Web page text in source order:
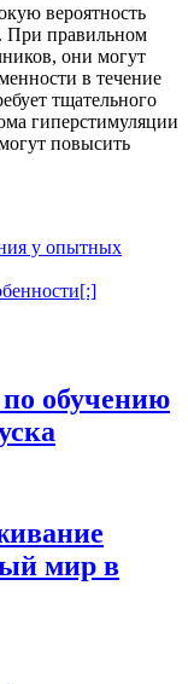
вероятность
При правильном
они могут
в течение
тщательного
гиперстимуляции
повысить
у опытных
обучению
мир в